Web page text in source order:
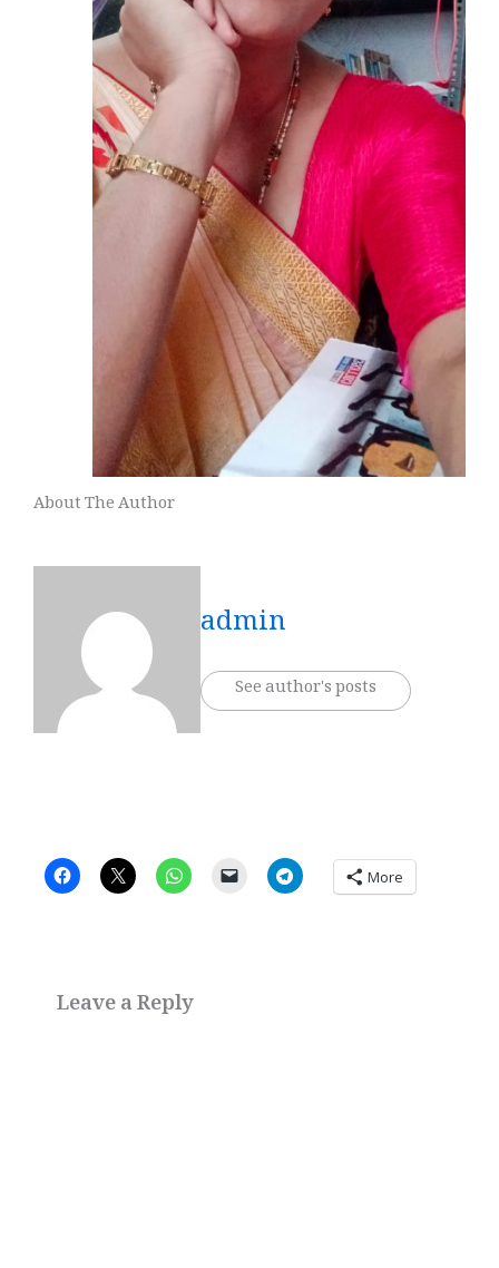
About The Author
admin
See author's posts
More
Leave a Reply